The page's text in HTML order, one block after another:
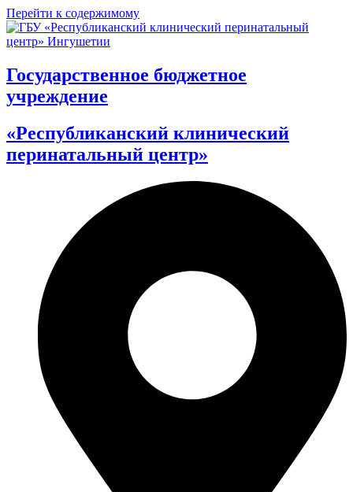
Перейти к содержимому
Государственное бюджетное
учреждение
«Республиканский клинический
перинатальный центр»